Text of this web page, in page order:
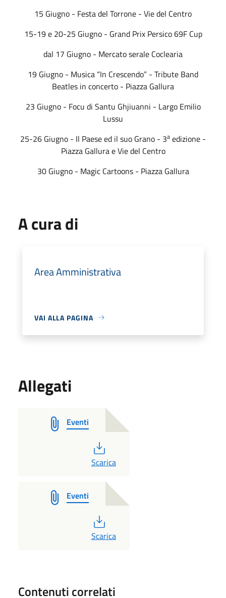
15 Giugno - Festa del Torrone - Vie del Centro
15-19 e 20-25 Giugno - Grand Prix Persico 69F Cup
dal 17 Giugno - Mercato serale Coclearia
19 Giugno - Musica “In Crescendo” - Tribute Band
Beatles in concerto - Piazza Gallura
23 Giugno - Focu di Santu Ghjiuanni - Largo Emilio
Lussu
25-26 Giugno - Il Paese ed il suo Grano - 3a edizione -
Piazza Gallura e Vie del Centro
30 Giugno - Magic Cartoons - Piazza Gallura
A cura di
Area Amministrativa
VAI ALLA PAGINA
Allegati
Eventi
PDF
Scarica
Eventi
PDF
Scarica
Contenuti correlati